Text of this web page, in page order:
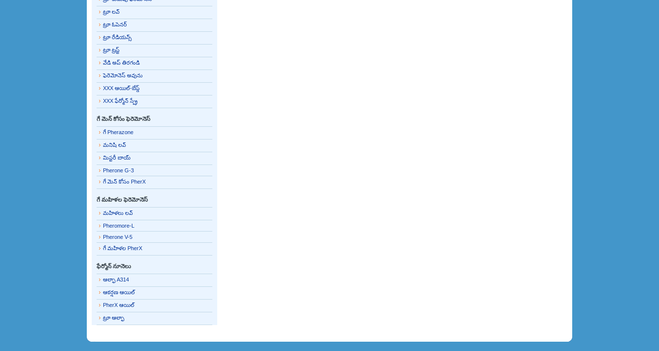
ట్రూ లవ్
ట్రూ ఓపెనర్
ట్రూ రేడియన్స్
ట్రూ ట్రస్ట్
వేడి అప్ తిరగండి
ఫెరెమోనెస్ అవును
XXX ఆయిల్-బేస్డ్
XXX ఫేర్మోన్ స్ప్రే
గే మెన్ కోసం ఫెరెమోనెస్
గే Pherazone
మనిషి లవ్
మిస్టరీ బాయ్
Pherone G-3
గే మెన్ కోసం PherX
గే మహిళల ఫెరెమోనెస్
మహిళలు లవ్
Pheromore-L
Pherone V-5
గే మహిళల PherX
ఫేర్మోన్ నూనెలు
ఆల్ఫా A314
ఆకర్షణ ఆయిల్
PherX ఆయిల్
ట్రూ ఆల్ఫా